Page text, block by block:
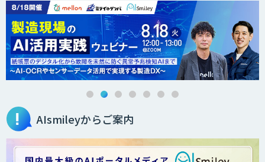
AIsmileyからご案内